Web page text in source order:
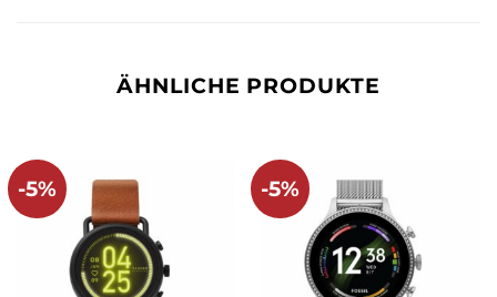
ÄHNLICHE PRODUKTE
-5% -5%